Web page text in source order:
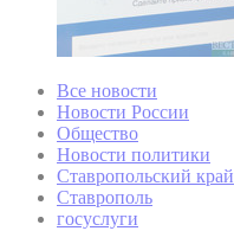
Все новости
Новости России
Общество
Новости политики
Ставропольский край
Ставрополь
госуслуги